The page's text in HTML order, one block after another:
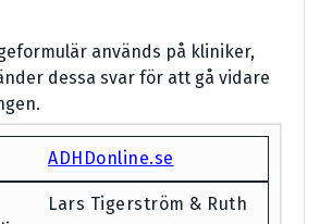
används på kliniker,
dessa svar för att gå vidare
ADHDonline.se
Lars Tigerström & Ruth